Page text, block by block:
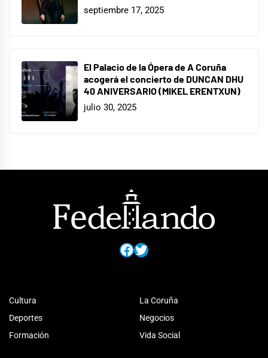
septiembre 17, 2025
El Palacio de la Ópera de A Coruña
acogerá el concierto de DUNCAN DHU
40 ANIVERSARIO (MIKEL ERENTXUN)
julio 30, 2025
Facebook
Twitter
Cultura
Deportes
Formación
La Coruña
Negocios
Vida Social